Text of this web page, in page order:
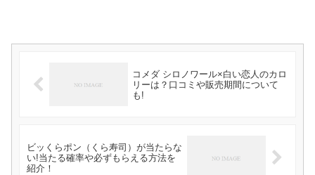
コメダ シロノワール×白い恋人のカロ
リーは？口コミや販売期間について
も!
ビッくらポン（くら寿司）が当たらな
い!当たる確率や必ずもらえる方法を
紹介！